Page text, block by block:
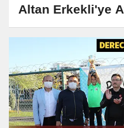
Altan Erkekli'ye